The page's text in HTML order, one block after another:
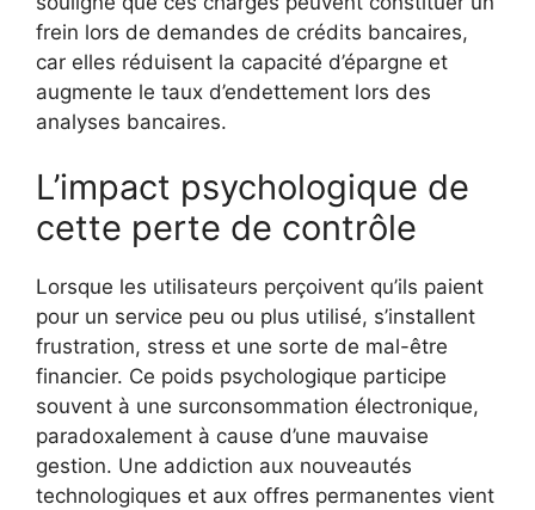
frein lors de demandes de crédits bancaires,
car elles réduisent la capacité d’épargne et
augmente le taux d’endettement lors des
analyses bancaires.
L’impact psychologique de
cette perte de contrôle
Lorsque les utilisateurs perçoivent qu’ils paient
pour un service peu ou plus utilisé, s’installent
frustration, stress et une sorte de mal-être
financier. Ce poids psychologique participe
souvent à une surconsommation électronique,
paradoxalement à cause d’une mauvaise
gestion. Une addiction aux nouveautés
technologiques et aux offres permanentes vient